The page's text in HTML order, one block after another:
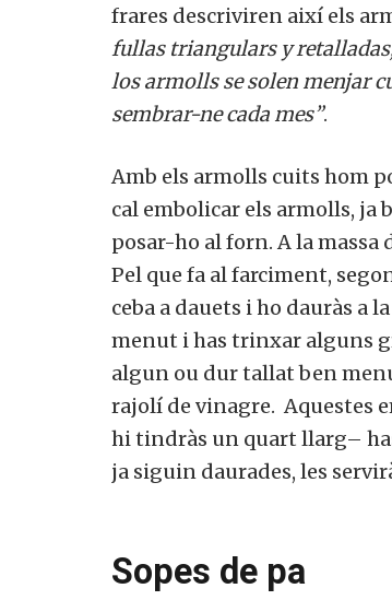
frares descriviren així els
fullas triangulars y
los armolls se solen menjar
sembrar-ne cada mes”.
Amb els armolls cuits hom
cal embolicar els armolls, ja
posar-ho al forn. A la massa
Pel que fa al farciment,
ceba a dauets i ho dauràs a
menut i has trinxar alguns
algun ou dur tallat ben
rajolí de vinagre. Aquestes
hi tindràs un quart llarg–
ja siguin daurades, les
Sopes de pa